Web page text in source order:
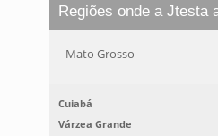
Regiões onde a Jtesta
Mato Grosso
Cuiabá
Várzea Grande